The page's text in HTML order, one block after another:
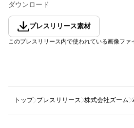
ダウンロード
プレスリリース素材
このプレスリリース内で使われている画像フ
トップ プレスリリース 株式会社ズーム